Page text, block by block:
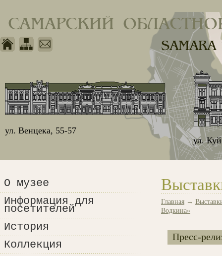
САМАРСКИЙ
ул.
ул. Венцека, 55-57
О музее
Информация для
посетителей
История
Коллекция
Главная →
Водкина»
Пресс-